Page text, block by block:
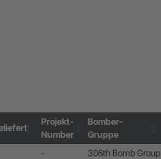
Projekt-
Number
Bomber-
Gruppe
Bomber-
- 306th Bomb Group